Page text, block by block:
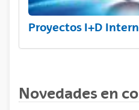
Proyectos I+D
Novedades en